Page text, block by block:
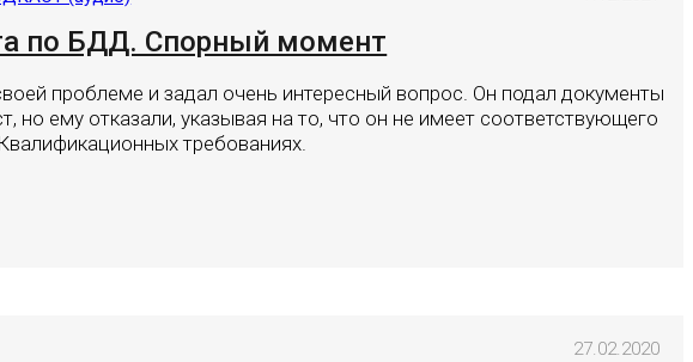
по БДД. Спорный момент
проблеме и задал очень интересный вопрос. Он подал документы
но ему отказали, указывая на то, что он не имеет соответствующего
требованиях.
27.02.2020